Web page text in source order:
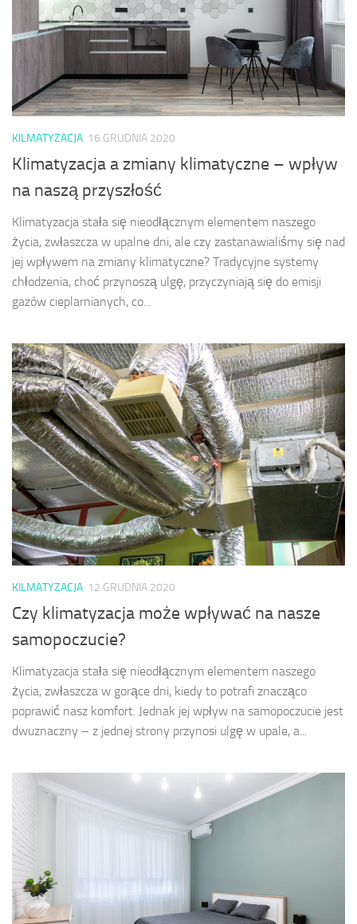
KILMATYZACJA 16 GRUDNIA 2020
Klimatyzacja a zmiany klimatyczne – wpływ
na naszą przyszłość
Klimatyzacja stała się nieodłącznym elementem naszego
życia, zwłaszcza w upalne dni, ale czy zastanawialiśmy się nad
jej wpływem na zmiany klimatyczne? Tradycyjne systemy
chłodzenia, choć przynoszą ulgę, przyczyniają się do emisji
gazów cieplarnianych, co...
KILMATYZACJA 12 GRUDNIA 2020
Czy klimatyzacja może wpływać na nasze
samopoczucie?
Klimatyzacja stała się nieodłącznym elementem naszego
życia, zwłaszcza w gorące dni, kiedy to potrafi znacząco
poprawić nasz komfort. Jednak jej wpływ na samopoczucie jest
dwuznaczny – z jednej strony przynosi ulgę w upale, a...